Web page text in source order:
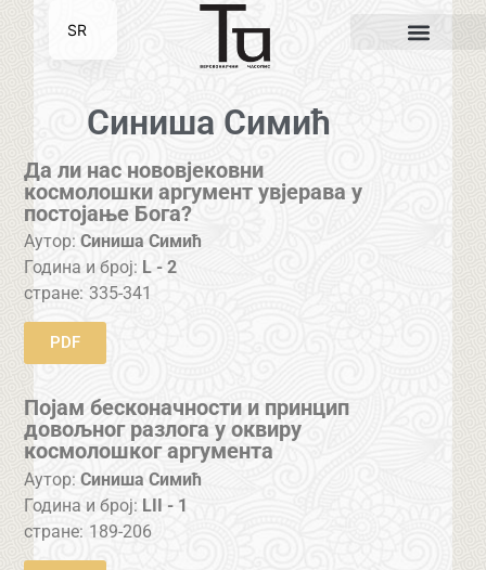
Синиша Симић
Да ли нас нововјековни
космолошки аргумент увјерава у
постојање Бога?
Аутор: Синиша Симић
Година и број: L - 2
стране: 335-341
PDF
Појам бесконачности и принцип
довољног разлога у оквиру
космолошког аргумента
Аутор: Синиша Симић
Година и број: LII - 1
стране: 189-206
SR
EN